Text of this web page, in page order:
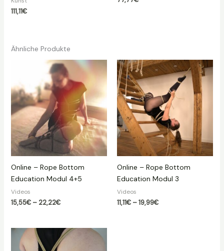
111,11€
Ähnliche Produkte
Online – Rope Bottom
Education Modul 4+5
Videos
15,55€ – 22,22€Preisspanne:
22,22€
Online – Rope Bottom
Education Modul 3
Videos
11,11€ –19,99€Preisspanne: